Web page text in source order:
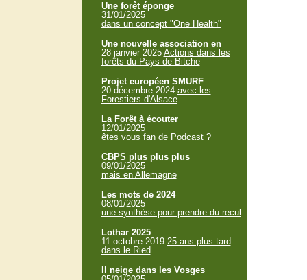
Une forêt éponge
31/01/2025
dans un concept "One Health"
Une nouvelle association en
28 janvier 2025 Actions dans les
forêts du Pays de Bitche
Projet européen SMURF
20 décembre 2024 avec les
Forestiers d'Alsace
La Forêt à écouter
12/01/2025
êtes vous fan de Podcast ?
CBPS plus plus plus
09/01/2025
mais en Allemagne
Les mots de 2024
08/01/2025
une synthèse pour prendre du recul
Lothar 2025
11 octobre 2019 25 ans plus tard
dans le Ried
Il neige dans les Vosges